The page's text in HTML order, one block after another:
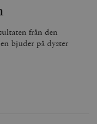
från den
bjuder på dyster